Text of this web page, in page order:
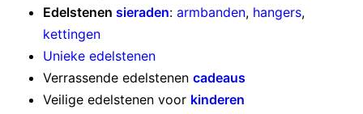
Edelstenen sieraden: armbanden, hangers,
kettingen
Unieke edelstenen
Verrassende edelstenen cadeaus
Veilige edelstenen voor kinderen